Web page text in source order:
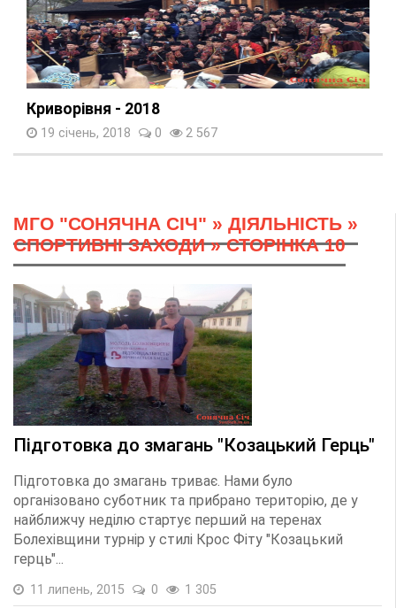
Криворівня - 2018
19 січень, 2018 0 2 567
МГО "СОНЯЧНА СІЧ" » ДІЯЛЬНІСТЬ »
СПОРТИВНІ ЗАХОДИ» СТОРІНКА 10
Підготовка до змагань "Козацький Герць"
Підготовка до змагань триває. Нами було
організовано суботник та прибрано територію, де у
найближчу неділю стартує перший на теренах
Болехівщини турнір у стилі Крос Фіту "Козацький
герць"...
11 липень, 2015 0 1 305